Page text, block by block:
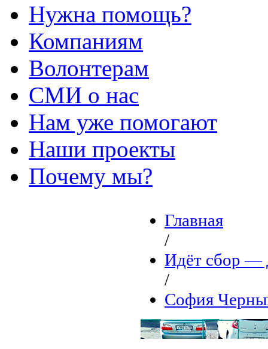
Нужна помощь?
Компаниям
Волонтерам
СМИ о нас
Нам уже помогают
Наши проекты
Почему мы?
Главная
/
Идёт сбор
/
София